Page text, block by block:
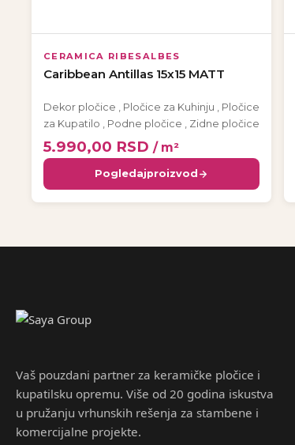
CERAMICA RIBESALBES
Caribbean Antillas 15x15 MATT
Dekor pločice , Pločice za Kuhinju , Pločice
za Kupatilo , Podne pločice , Zidne pločice
5.990,00 RSD / m²
Pogledajproizvod
Vaš pouzdani partner za keramičke pločice i
kupatilsku opremu. Više od 20 godina iskustva
u pružanju vrhunskih rešenja za stambene i
komercijalne projekte.